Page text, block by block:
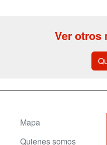
Ver otros
Mapa
Quienes somos